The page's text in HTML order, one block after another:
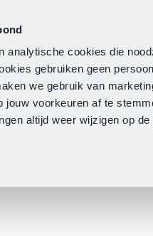
analytische cookies die
gebruiken geen
we gebruik van
jouw voorkeuren af te
altijd weer wijzigen op